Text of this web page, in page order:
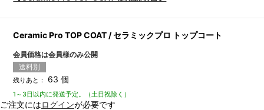
Ceramic Pro TOP COAT / セラミックプロ トップコート
会員価格は会員様のみ公開
送料別
残りあと： 63 個
1～3日以内に発送予定。（土日祝除く）
ご注文にはログインが必要です